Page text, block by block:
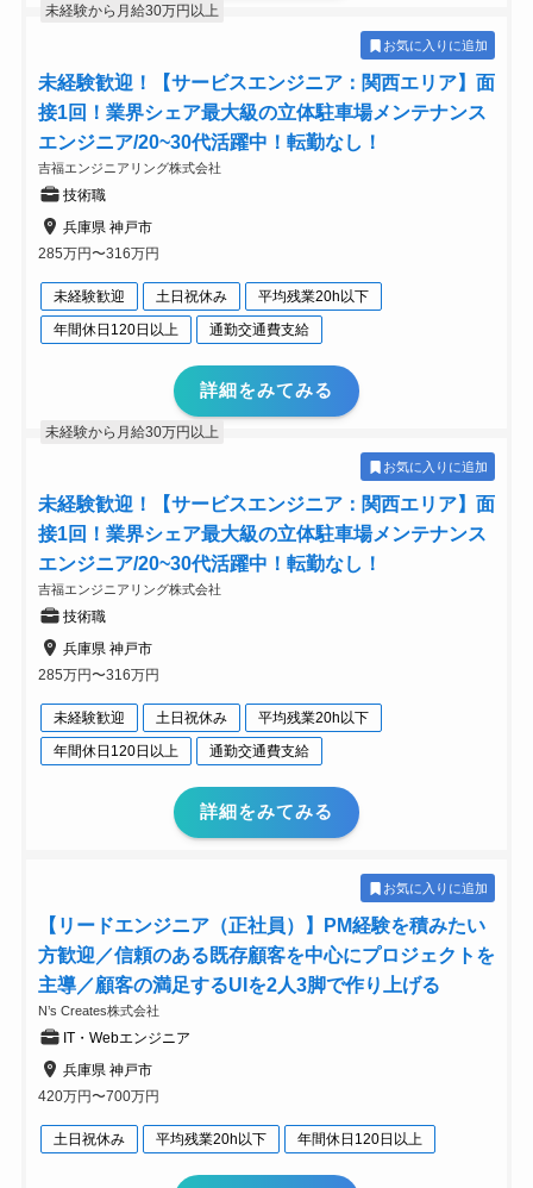
未経験から月給30万円以上
お気に入りに追加
未経験歓迎！【サービスエンジニア：関西エリア】面
接1回！業界シェア最大級の立体駐車場メンテナンス
エンジニア/20~30代活躍中！転勤なし！
吉福エンジニアリング株式会社
技術職
兵庫県 神戸市
285万円〜316万円
未経験歓迎 土日祝休み
平均残業20h以下
年間休日120日以上
通勤交通費支給
詳細をみてみる
未経験から月給30万円以上
お気に入りに追加
未経験歓迎！【サービスエンジニア：関西エリア】面
接1回！業界シェア最大級の立体駐車場メンテナンス
エンジニア/20~30代活躍中！転勤なし！
吉福エンジニアリング株式会社
技術職
兵庫県 神戸市
285万円〜316万円
未経験歓迎 土日祝休み
平均残業20h以下
年間休日120日以上
通勤交通費支給
詳細をみてみる
お気に入りに追加
【リードエンジニア（正社員）】PM経験を積みたい
方歓迎／信頼のある既存顧客を中心にプロジェクトを
主導／顧客の満足するUIを2人3脚で作り上げる
N’s Creates株式会社
IT・Webエンジニア
兵庫県 神戸市
420万円〜700万円
土日祝休み 平均残業20h以下 年間休日120日以上